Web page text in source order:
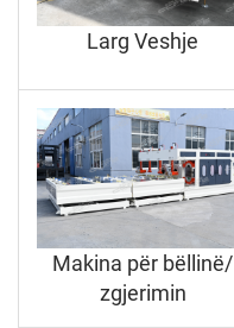
Larg Veshje
Makina për bëllinë/
zgjerimin